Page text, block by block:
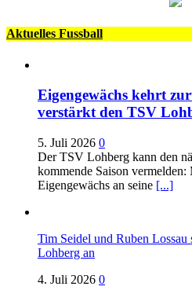
Aktuelles Fussball
Eigengewächs kehrt
verstärkt den TSV
5. Juli 2026 0
Der TSV Lohberg kann den
kommende Saison
Eigengewächs an seine [...]
Tim Seidel und Ruben
Lohberg an
4. Juli 2026 0